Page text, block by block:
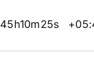
45h10m25s